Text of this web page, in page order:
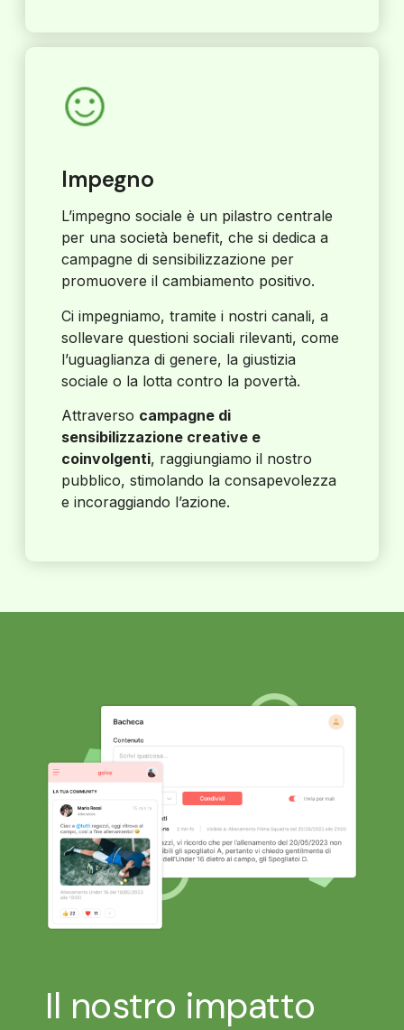
Impegno
L’impegno sociale è un pilastro centrale
per una società benefit, che si dedica a
campagne di sensibilizzazione per
promuovere il cambiamento positivo.
Ci impegniamo, tramite i nostri canali, a
sollevare questioni sociali rilevanti, come
l’uguaglianza di genere, la giustizia
sociale o la lotta contro la povertà.
Attraverso campagne di
sensibilizzazione creative e
coinvolgenti, raggiungiamo il nostro
pubblico, stimolando la consapevolezza
e incoraggiando l’azione.
Il nostro impatto